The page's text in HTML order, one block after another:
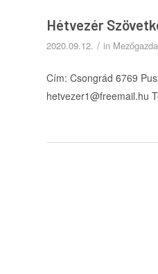
Hétvezér
2020.09.12. / in
Cím: Csongrád 6769
hetvezer1@freemail.hu